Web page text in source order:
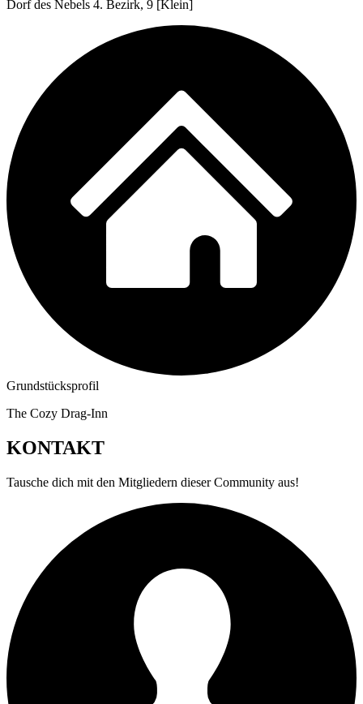
Dorf des Nebels 4. Bezirk, 9 [Klein]
Grundstücksprofil
The Cozy Drag-Inn
KONTAKT
Tausche dich mit den Mitgliedern dieser Community aus!